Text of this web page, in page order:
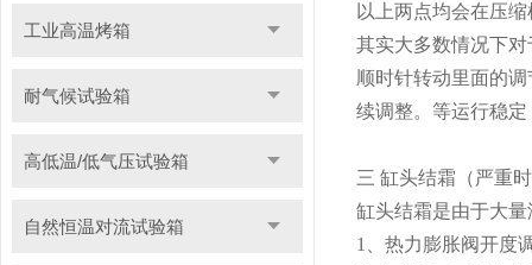
工业高温烤箱
耐气候试验箱
高低温/低气压试验箱
自然恒温对流试验箱
以上两点均会在压
其实大多数情况下
顺时针转动里面的
续调整。等运行稳
三 缸头结霜（严重
缸头结霜是由于大
1、热力膨胀阀开度